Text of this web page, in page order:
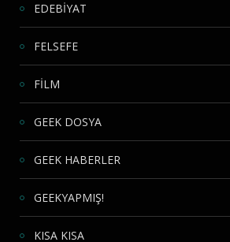
EDEBİYAT
FELSEFE
FİLM
GEEK DOSYA
GEEK HABERLER
GEEKYAPMIŞ!
KISA KISA